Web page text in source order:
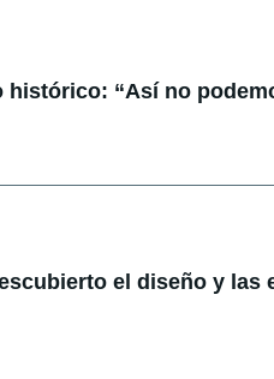
histórico: “Así no
el diseño y las